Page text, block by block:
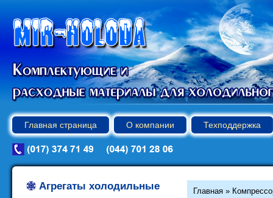
Главная страница О компании Техподдержка
Агрегаты холодильные
Главная »